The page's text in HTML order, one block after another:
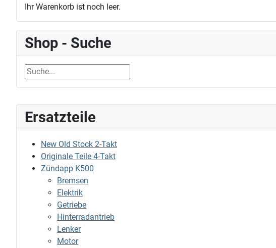
Ersatzteile
New Old Stock 2-Takt
Originale Teile 4-Takt
Zündapp K500
Bremsen
Elektrik
Getriebe
Hinterradantrieb
Lenker
Motor
Ihr Warenkorb ist noch leer.
Shop - Suche